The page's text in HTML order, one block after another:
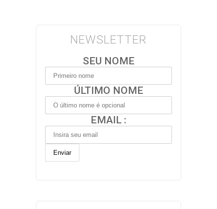
NEWSLETTER
SEU NOME
ÚLTIMO NOME
EMAIL :